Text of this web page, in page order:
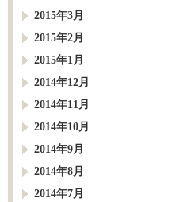
2015年3月
2015年2月
2015年1月
2014年12月
2014年11月
2014年10月
2014年9月
2014年8月
2014年7月